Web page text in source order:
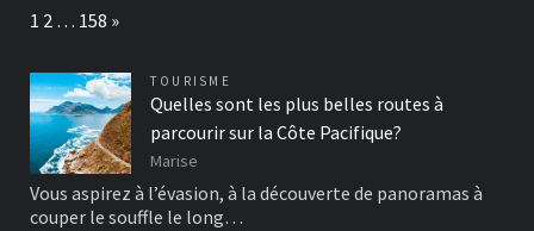
Page:
1 2 … 158 Next
»
TOURISME
Quelles sont les plus belles routes à
parcourir sur la Côte Pacifique?
Marise
Vous aspirez à l’évasion, à la découverte de panoramas à
couper le souffle le long…